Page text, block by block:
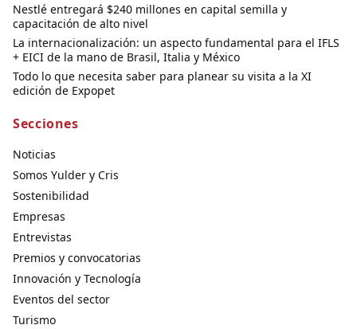
Nestlé entregará $240 millones en capital semilla y
capacitación de alto nivel
La internacionalización: un aspecto fundamental para el IFLS
+ EICI de la mano de Brasil, Italia y México
Todo lo que necesita saber para planear su visita a la XI
edición de Expopet
Secciones
Noticias
Somos Yulder y Cris
Sostenibilidad
Empresas
Entrevistas
Premios y convocatorias
Innovación y Tecnología
Eventos del sector
Turismo